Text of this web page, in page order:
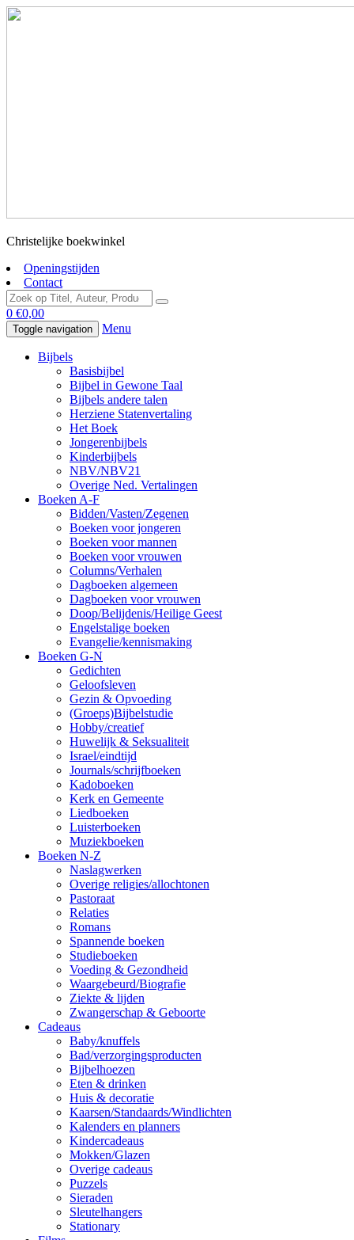
Christelijke boekwinkel
Openingstijden
Contact
0 €0,00
Toggle navigation Menu
Bijbels
Basisbijbel
Bijbel in Gewone Taal
Bijbels andere talen
Herziene Statenvertaling
Het Boek
Jongerenbijbels
Kinderbijbels
NBV/NBV21
Overige Ned. Vertalingen
Boeken A-F
Bidden/Vasten/Zegenen
Boeken voor jongeren
Boeken voor mannen
Boeken voor vrouwen
Columns/Verhalen
Dagboeken algemeen
Dagboeken voor vrouwen
Doop/Belijdenis/Heilige Geest
Engelstalige boeken
Evangelie/kennismaking
Boeken G-N
Gedichten
Geloofsleven
Gezin & Opvoeding
(Groeps)Bijbelstudie
Hobby/creatief
Huwelijk & Seksualiteit
Israel/eindtijd
Journals/schrijfboeken
Kadoboeken
Kerk en Gemeente
Liedboeken
Luisterboeken
Muziekboeken
Boeken N-Z
Naslagwerken
Overige religies/allochtonen
Pastoraat
Relaties
Romans
Spannende boeken
Studieboeken
Voeding & Gezondheid
Waargebeurd/Biografie
Ziekte & lijden
Zwangerschap & Geboorte
Cadeaus
Baby/knuffels
Bad/verzorgingsproducten
Bijbelhoezen
Eten & drinken
Huis & decoratie
Kaarsen/Standaards/Windlichten
Kalenders en planners
Kindercadeaus
Mokken/Glazen
Overige cadeaus
Puzzels
Sieraden
Sleutelhangers
Stationary